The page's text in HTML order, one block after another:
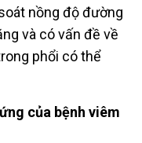
nồng độ đường
và có vấn đề về
phổi có thể
của bệnh viêm